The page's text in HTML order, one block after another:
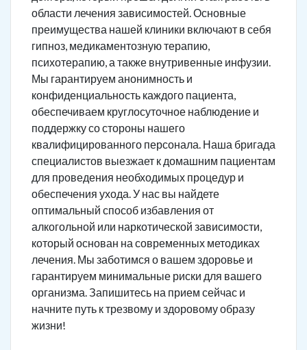
области лечения зависимостей. Основные
преимущества нашей клиники включают в себя
гипноз, медикаментозную терапию,
психотерапию, а также внутривенные инфузии.
Мы гарантируем анонимность и
конфиденциальность каждого пациента,
обеспечиваем круглосуточное наблюдение и
поддержку со стороны нашего
квалифицированного персонала. Наша бригада
специалистов выезжает к домашним пациентам
для проведения необходимых процедур и
обеспечения ухода. У нас вы найдете
оптимальный способ избавления от
алкогольной или наркотической зависимости,
который основан на современных методиках
лечения. Мы заботимся о вашем здоровье и
гарантируем минимальные риски для вашего
организма. Запишитесь на прием сейчас и
начните путь к трезвому и здоровому образу
жизни!